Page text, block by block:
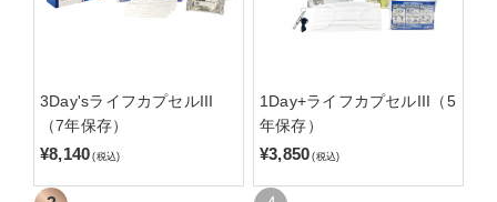
3Day'sライフカプセルIII
（7年保存）
¥8,140 (税込)
1Day+ライフカプセルIII（5
年保存）
¥3,850 (税込)